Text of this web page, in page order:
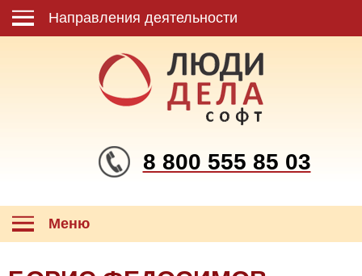
Направления деятельности
8 800 555 85 03
Меню